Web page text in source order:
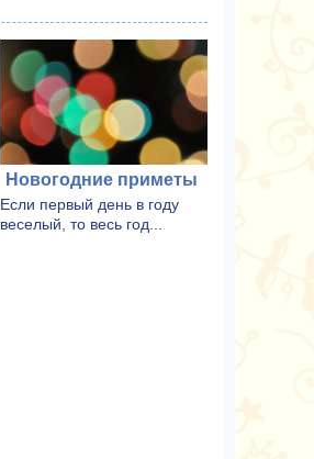
Новогодние приметы
Если первый день в году
веселый, то весь год...